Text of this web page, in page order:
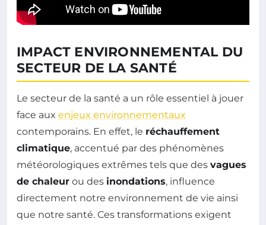
IMPACT ENVIRONNEMENTAL DU
SECTEUR DE LA SANTÉ
Le secteur de la santé a un rôle essentiel à jouer
face aux enjeux environnementaux
contemporains. En effet, le réchauffement
climatique, accentué par des phénomènes
météorologiques extrêmes tels que des vagues
de chaleur ou des inondations, influence
directement notre environnement de vie ainsi
que notre santé. Ces transformations exigent